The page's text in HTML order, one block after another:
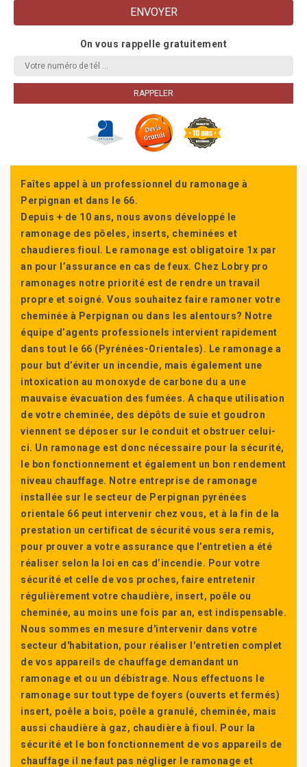
On vous rappelle gratuitement
Faîtes appel à un professionnel du ramonage à
Perpignan et dans le 66.
Depuis + de 10 ans, nous avons développé le
ramonage des pôeles, inserts, cheminées et
chaudieres fioul. Le ramonage est obligatoire 1x par
an pour l’assurance en cas de feux. Chez Lobry pro
ramonages notre priorité est de rendre un travail
propre et soigné. Vous souhaitez faire ramoner votre
cheminée à Perpignan ou dans les alentours? Notre
équipe d’agents professionels intervient rapidement
dans tout le 66 (Pyrénées-Orientales). Le ramonage a
pour but d’éviter un incendie, mais également une
intoxication au monoxyde de carbone du a une
mauvaise évacuation des fumées. A chaque utilisation
de votre cheminée, des dépôts de suie et goudron
viennent se déposer sur le conduit et obstruer celui-
ci. Un ramonage est donc nécessaire pour la sécurité,
le bon fonctionnement et également un bon rendement
niveau chauffage. Notre entreprise de ramonage
installée sur le secteur de Perpignan pyrénées
orientale 66 peut intervenir chez vous, et à la fin de la
prestation un certificat de sécurité vous sera remis,
pour prouver a votre assurance que l’entretien a été
réaliser selon la loi en cas d’incendie. Pour votre
sécurité et celle de vos proches, faire entretenir
régulièrement votre chaudière, insert, poêle ou
cheminée, au moins une fois par an, est indispensable.
Nous sommes en mesure d'intervenir dans votre
secteur d'habitation, pour réaliser l'entretien complet
de vos appareils de chauffage demandant un
ramonage et ou un débistrage. Nous effectuons le
ramonage sur tout type de foyers (ouverts et fermés)
insert, poêle a bois, poêle a granulé, cheminée, mais
aussi chaudière à gaz, chaudière à fioul. Pour la
sécurité et le bon fonctionnement de vos appareils de
chauffage il ne faut pas négliger le ramonage et